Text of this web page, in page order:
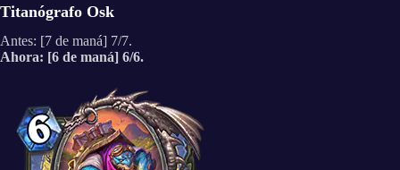
Titanógrafo Osk
Antes: [7 de maná] 7/7.
Ahora: [6 de maná] 6/6.